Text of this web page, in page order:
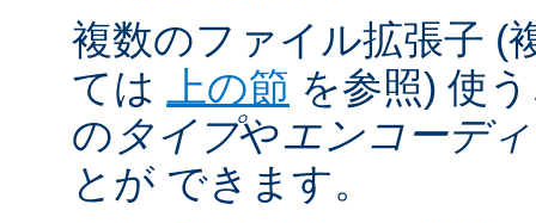
複数のファイル拡張子 (
ては
上の節 を参照) 使
の タイプやエンコーデ
とが できます。